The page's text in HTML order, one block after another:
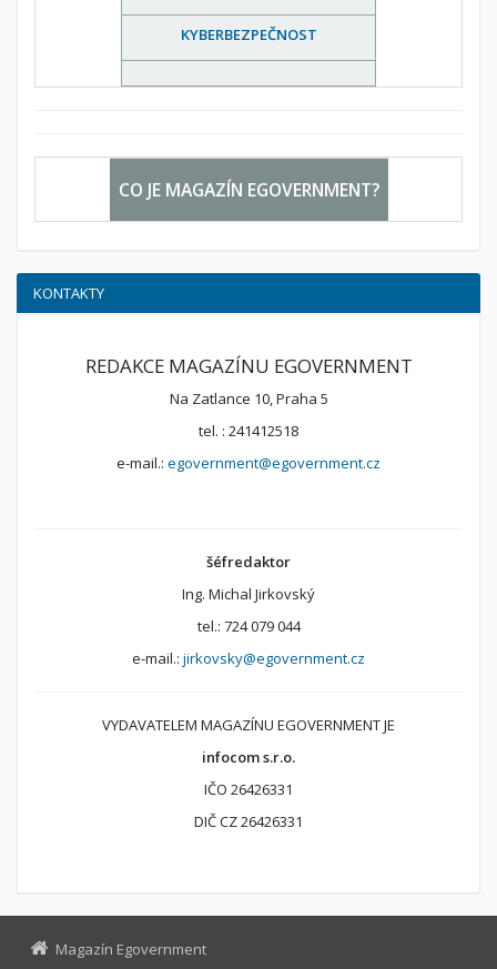
KYBERBEZPEČNOST
CO JE MAGAZÍN EGOVERNMENT?
KONTAKTY
REDAKCE MAGAZÍNU EGOVERNMENT
Na Zatlance 10, Praha 5
tel. : 241412518
e-mail.: egovernment@egovernment.cz
šéfredaktor
Ing. Michal Jirkovský
tel.: 724 079 044
e-mail.: jirkovsky@egovernment.cz
VYDAVATELEM MAGAZÍNU EGOVERNMENT JE
infocom s.r.o.
IČO 26426331
DIČ CZ 26426331
Magazín Egovernment